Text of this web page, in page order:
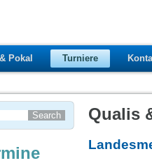
Pokal Turniere
Qualis